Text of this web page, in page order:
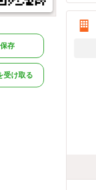
存
受け取る